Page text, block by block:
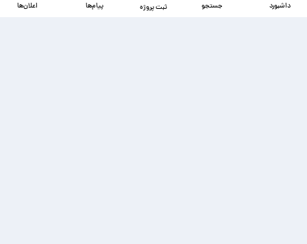
داشبورد جستجو ثبت پروژه پیام‌ها اعلان‌ها